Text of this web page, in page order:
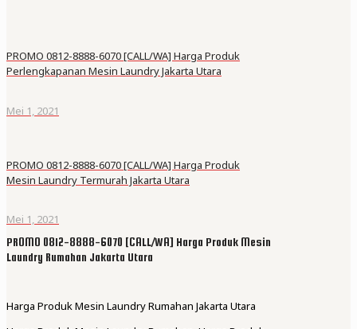
PROMO 0812-8888-6070 [CALL/WA] Harga Produk
Perlengkapanan Mesin Laundry Jakarta Utara
Mei 1, 2021
PROMO 0812-8888-6070 [CALL/WA] Harga Produk
Mesin Laundry Termurah Jakarta Utara
Mei 1, 2021
PROMO 0812-8888-6070 [CALL/WA] Harga Produk Mesin
Laundry Rumahan Jakarta Utara
Harga Produk Mesin Laundry Rumahan Jakarta Utara